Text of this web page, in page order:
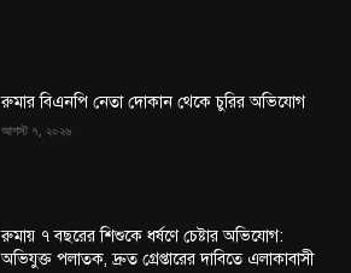
রুমার বিএনপি নেতা দোকান থেকে চুরির অভিযোগ
আগস্ট ৭, ২০২৬
রুমায় ৭ বছরের শিশুকে ধর্ষণে চেষ্টার অভিযোগ:
অভিযুক্ত পলাতক, দ্রুত গ্রেপ্তারের দাবিতে এলাকাবাসী